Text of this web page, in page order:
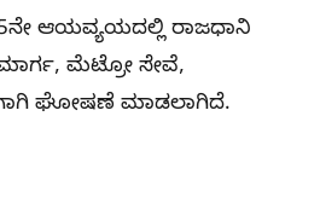
ಆಯವ್ಯಯದಲ್ಲಿ ರಾಜಧಾನಿ
ಮಾರ್ಗ, ಮೆಟ್ರೋ ಸೇವೆ,
ಘೋಷಣೆ ಮಾಡಲಾಗಿದೆ.